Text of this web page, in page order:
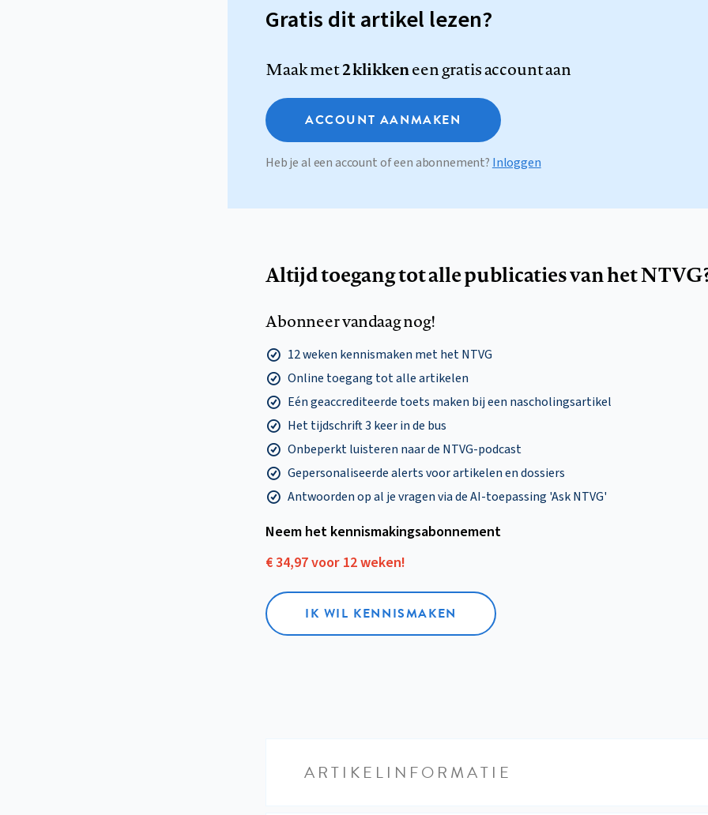
Gratis dit artikel lezen?
Maak met2 klikkeneen gratis account aan
ACCOUNT AANMAKEN
Heb je al een account of een abonnement? Inloggen
Altijd toegang tot alle publicaties van het
Abonneer vandaag nog!
12 weken kennismaken met het NTVG
Online toegang tot alle artikelen
Eén geaccrediteerde toets maken bij een nascholingsartikel
Het tijdschrift 3 keer in de bus
Onbeperkt luisteren naar de NTVG-podcast
Gepersonaliseerde alerts voor artikelen en dossiers
Antwoorden op al je vragen via de AI-toepassing 'Ask NTVG'
Neem het kennismakings­abonnement
€ 34,97 voor 12 weken!
IK WIL KENNISMAKEN
ARTIKELINFORMATIE